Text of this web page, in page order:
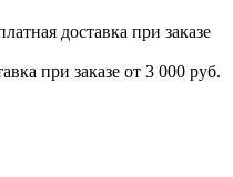
доставка при заказе
при заказе от 3 000 руб.